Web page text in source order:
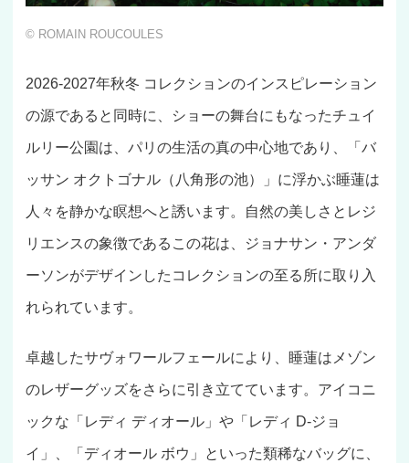
© ROMAIN ROUCOULES
2026-2027年秋冬 コレクションのインスピレーション
の源であると同時に、ショーの舞台にもなったチュイ
ルリー公園は、パリの生活の真の中心地であり、「バ
ッサン オクトゴナル（八角形の池）」に浮かぶ睡蓮は
人々を静かな瞑想へと誘います。自然の美しさとレジ
リエンスの象徴であるこの花は、ジョナサン・アンダ
ーソンがデザインしたコレクションの至る所に取り入
れられています。
卓越したサヴォワールフェールにより、睡蓮はメゾン
のレザーグッズをさらに引き立てています。アイコニ
ックな「レディ ディオール」や「レディ D-ジョ
イ」、「ディオール ボウ」といった類稀なバッグに、